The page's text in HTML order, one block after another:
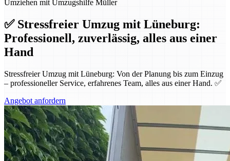
Umziehen mit Umzugshilfe Müller
✅ Stressfreier Umzug mit Lüneburg:
Professionell, zuverlässig, alles aus einer
Hand
Stressfreier Umzug mit Lüneburg: Von der Planung bis zum Einzug
– professioneller Service, erfahrenes Team, alles aus einer Hand. ✅
Angebot anfordern